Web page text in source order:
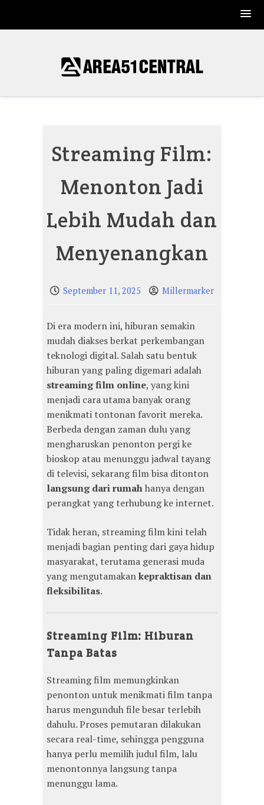
Streaming Film:
Menonton Jadi
Lebih Mudah dan
Menyenangkan
September 11, 2025 Millermarker
Di era modern ini, hiburan semakin
mudah diakses berkat perkembangan
teknologi digital. Salah satu bentuk
hiburan yang paling digemari adalah
streaming film online, yang kini
menjadi cara utama banyak orang
menikmati tontonan favorit mereka.
Berbeda dengan zaman dulu yang
mengharuskan penonton pergi ke
bioskop atau menunggu jadwal tayang
di televisi, sekarang film bisa ditonton
langsung dari rumahhanya dengan
perangkat yang terhubung ke internet.
Tidak heran, streaming film kini telah
menjadi bagian penting dari gaya hidup
masyarakat, terutama generasi muda
yang mengutamakankepraktisan dan
fleksibilitas.
Streaming Film: Hiburan
Tanpa Batas
Streaming film memungkinkan
penonton untuk menikmati film tanpa
harus mengunduh file besar terlebih
dahulu. Proses pemutaran dilakukan
secara real-time, sehingga pengguna
hanya perlu memilih judul film, lalu
menontonnya langsung tanpa
menunggu lama.